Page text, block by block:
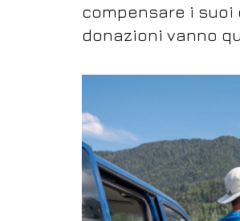
compensare i suoi
donazioni vanno